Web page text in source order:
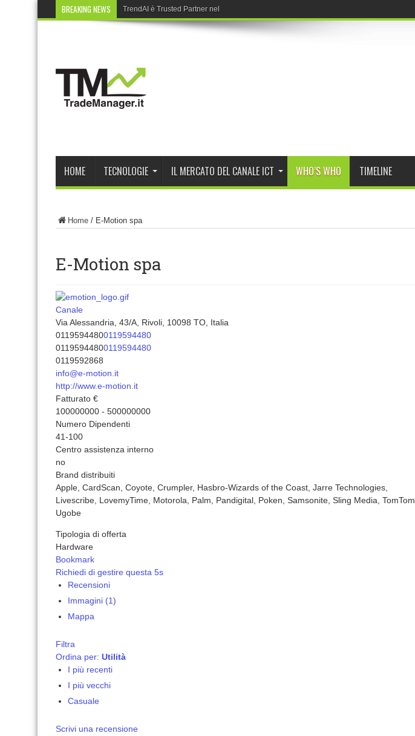
BREAKING NEWS TrendAI è Trusted Partner nel Cyber Partner Program Da
HOME TECNOLOGIE IL MERCATO DEL CANALE ICT WHO’S WHO TIMELINE
Home / E-Motion spa
E-Motion spa
Canale
Via Alessandria, 43/A, Rivoli, 10098 TO, Italia
01195944800119594480
01195944800119594480
0119592868
info@e-motion.it
http://www.e-motion.it
Fatturato €
100000000 - 500000000
Numero Dipendenti
41-100
Centro assistenza interno
no
Brand distribuiti
Apple, CardScan, Coyote, Crumpler, Hasbro-Wizards of the Coast, Jarre Technologies,
Livescribe, LovemyTime, Motorola, Palm, Pandigital, Poken, Samsonite, Sling Media, TomTom,
Ugobe
Tipologia di offerta
Hardware
Bookmark
Richiedi di gestire questa 5s
Recensioni
Immagini (1)
Mappa
Filtra
Ordina per: Utilità
I più recenti
I più vecchi
Casuale
Scrivi una recensione